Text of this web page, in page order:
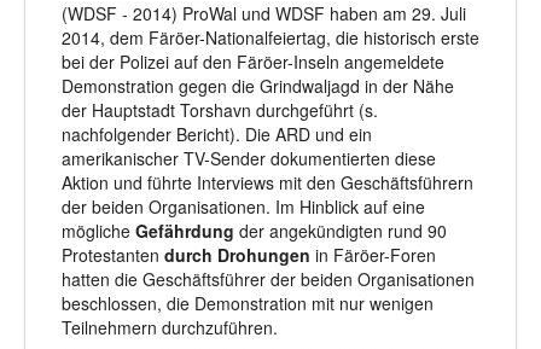
(WDSF - 2014) ProWal und WDSF haben am 29. Juli
2014, dem Färöer-Nationalfeiertag, die historisch erste
bei der Polizei auf den Färöer-Inseln angemeldete
Demonstration gegen die Grindwaljagd in der Nähe
der Hauptstadt Torshavn durchgeführt (s.
nachfolgender Bericht). Die ARD und ein
amerikanischer TV-Sender dokumentierten diese
Aktion und führte Interviews mit den Geschäftsführern
der beiden Organisationen. Im Hinblick auf eine
mögliche Gefährdung der angekündigten rund 90
Protestanten durch Drohungen in Färöer-Foren
hatten die Geschäftsführer der beiden Organisationen
beschlossen, die Demonstration mit nur wenigen
Teilnehmern durchzuführen.